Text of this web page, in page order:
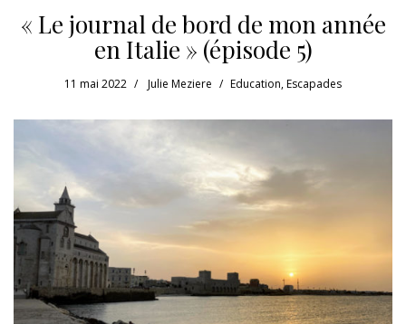
« Le journal de bord de mon année
en Italie » (épisode 5)
11 mai 2022 Julie Meziere Education,Escapades